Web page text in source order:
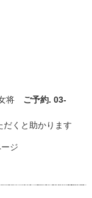
将 ご予約. 03-
だくと助かります
ジ